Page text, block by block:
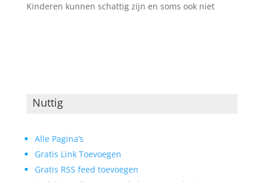
Kinderen kunnen schattig zijn en soms ook niet
Nuttig
Alle Pagina’s
Gratis Link Toevoegen
Gratis RSS feed toevoegen